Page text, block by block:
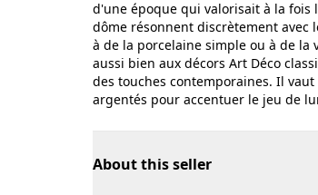
d'une époque qui valorisait à la fois
dôme résonnent discrètement avec
à de la porcelaine simple ou à de
aussi bien aux décors Art Déco
des touches contemporaines. Il
argentés pour accentuer le jeu de
About this seller